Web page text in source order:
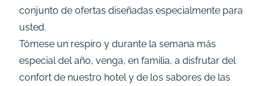
conjunto de ofertas diseñadas especialmente para
usted.
Tómese un respiro y durante la semana más
especial del año, venga, en familia, a disfrutar del
confort de nuestro hotel y de los sabores de las